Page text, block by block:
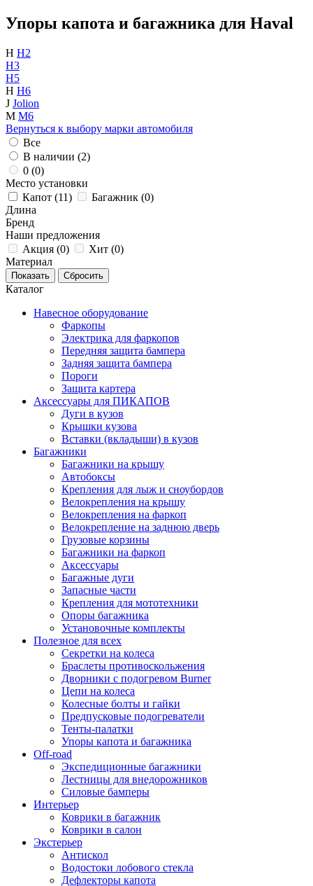
Упоры капота и багажника для Haval
H H2
H3
H5
H H6
J Jolion
M M6
Вернуться к выбору марки автомобиля
Все
В наличии (2)
0 (0)
Место установки
Капот (11) Багажник (0)
Длина
Бренд
Наши предложения
Акция (0) Хит (0)
Материал
Каталог
Навесное оборудование
Фаркопы
Электрика для фаркопов
Передняя защита бампера
Задняя защита бампера
Пороги
Защита картера
Аксессуары для ПИКАПОВ
Дуги в кузов
Крышки кузова
Вставки (вкладыши) в кузов
Багажники
Багажники на крышу
Автобоксы
Крепления для лыж и сноубордов
Велокрепления на крышу
Велокрепления на фаркоп
Велокрепление на заднюю дверь
Грузовые корзины
Багажники на фаркоп
Аксессуары
Багажные дуги
Запасные части
Крепления для мототехники
Опоры багажника
Установочные комплекты
Полезное для всех
Секретки на колеса
Браслеты противоскольжения
Дворники с подогревом Burner
Цепи на колеса
Колесные болты и гайки
Предпусковые подогреватели
Тенты-палатки
Упоры капота и багажника
Off-road
Экспедиционные багажники
Лестницы для внедорожников
Силовые бамперы
Интерьер
Коврики в багажник
Коврики в салон
Экстерьер
Антискол
Водостоки лобового стекла
Дефлекторы капота